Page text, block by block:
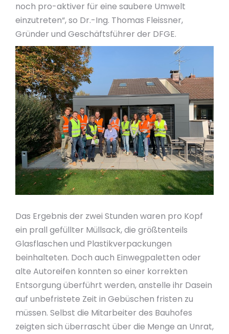
noch pro-aktiver für eine saubere Umwelt
einzutreten“, so Dr.-Ing. Thomas Fleissner,
Gründer und Geschäftsführer der DFGE.
Das Ergebnis der zwei Stunden waren pro Kopf
ein prall gefüllter Müllsack, die größtenteils
Glasflaschen und Plastikverpackungen
beinhalteten. Doch auch Einwegpaletten oder
alte Autoreifen konnten so einer korrekten
Entsorgung überführt werden, anstelle ihr Dasein
auf unbefristete Zeit in Gebüschen fristen zu
müssen. Selbst die Mitarbeiter des Bauhofes
zeigten sich überrascht über die Menge an Unrat,